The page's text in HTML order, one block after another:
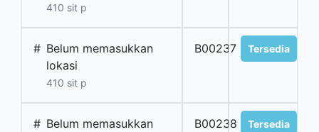
410 sit p
# Belum memasukkan
lokasi
410 sit p
B00237 Tersedia
# Belum memasukkan
B00238 Tersedia